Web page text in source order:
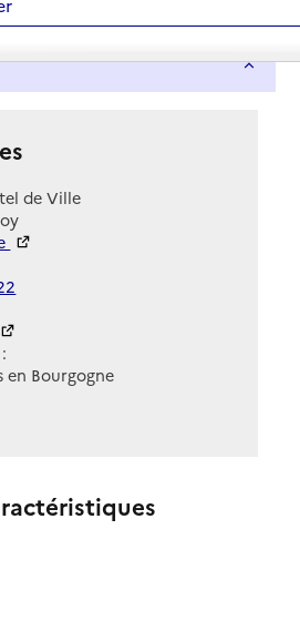
de Ville
en Bourgogne